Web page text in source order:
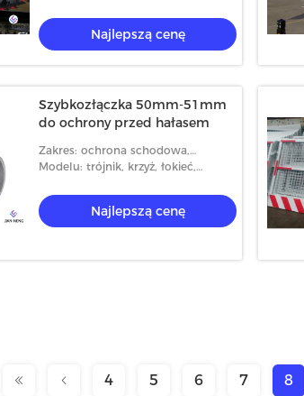
Najlepszą cenę
Szybkozłączka 50mm-51mm
do ochrony przed hałasem
Zakres: ochrona schodowa,
ochrona podłogi, balkon, ochrona
Modelu: trójnik, krzyż, łokieć,
Najlepszą cenę
4 5 6 7 8